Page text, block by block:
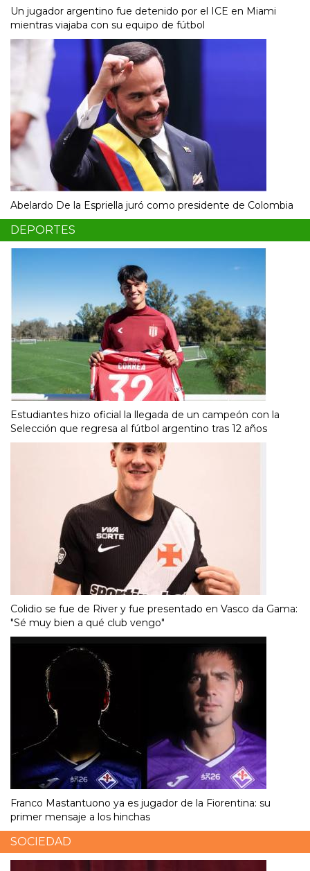
Un jugador argentino fue detenido por el ICE en Miami
mientras viajaba con su equipo de fútbol
Abelardo De la Espriella juró como presidente de Colombia
DEPORTES
Estudiantes hizo oficial la llegada de un campeón con la
Selección que regresa al fútbol argentino tras 12 años
Colidio se fue de River y fue presentado en Vasco da Gama:
"Sé muy bien a qué club vengo"
Franco Mastantuono ya es jugador de la Fiorentina: su
primer mensaje a los hinchas
SOCIEDAD